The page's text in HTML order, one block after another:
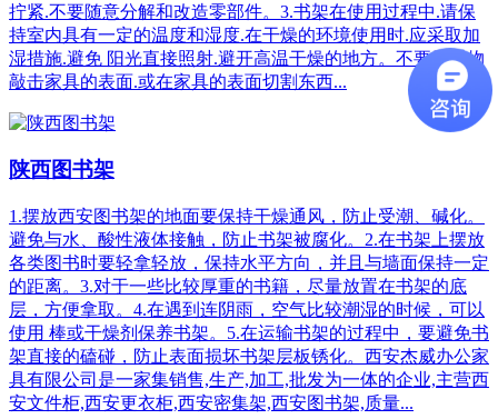
拧紧.不要随意分解和改造零部件。3.书架在使用过程中.请保
持室内具有一定的温度和湿度.在干燥的环境使用时.应采取加
湿措施.避免 阳光直接照射.避开高温干燥的地方。不要用重物
敲击家具的表面.或在家具的表面切割东西...
陕西图书架
1.摆放西安图书架的地面要保持干燥通风，防止受潮、碱化。
避免与水、酸性液体接触，防止书架被腐化。2.在书架上摆放
各类图书时要轻拿轻放，保持水平方向，并且与墙面保持一定
的距离。3.对于一些比较厚重的书籍，尽量放置在书架的底
层，方便拿取。4.在遇到连阴雨，空气比较潮湿的时候，可以
使用 棒或干燥剂保养书架。5.在运输书架的过程中，要避免书
架直接的磕碰，防止表面损坏书架层板锈化。西安杰威办公家
具有限公司是一家集销售,生产,加工,批发为一体的企业,主营西
安文件柜,西安更衣柜,西安密集架,西安图书架,质量...